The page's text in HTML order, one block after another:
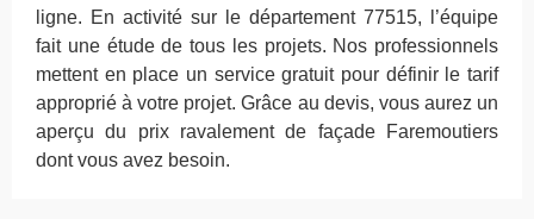
ligne. En activité sur le département 77515, l’équipe
fait une étude de tous les projets. Nos professionnels
mettent en place un service gratuit pour définir le tarif
approprié à votre projet. Grâce au devis, vous aurez un
aperçu du prix ravalement de façade Faremoutiers
dont vous avez besoin.